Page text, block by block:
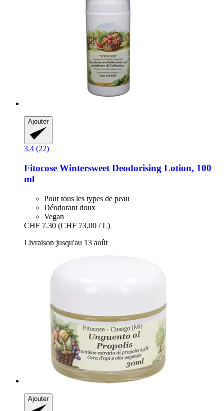
Ajouter
3.4 (22)
Fitocose Wintersweet Deodorising Lotion, 100
ml
Pour tous les types de peau
Déodorant doux
Vegan
CHF 7.30 (CHF 73.00 / L)
Livraison jusqu'au 13 août
Ajouter